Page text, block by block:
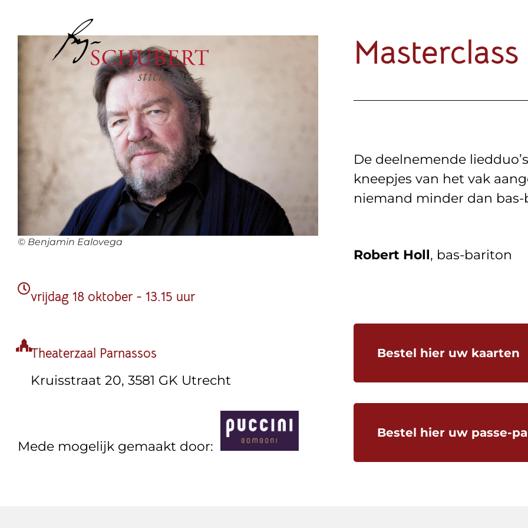
© Benjamin Ealovega
vrijdag 18 oktober - 13.15 uur
Theaterzaal Parnassos
Kruisstraat 20, 3581 GK Utrecht
Mede mogelijk gemaakt door:
Masterclass
De deelnemende
kneepjes van het vak
niemand minder dan
Robert Holl, bas-bariton
Bestel hier uw kaarten
Bestel hier uw passe-